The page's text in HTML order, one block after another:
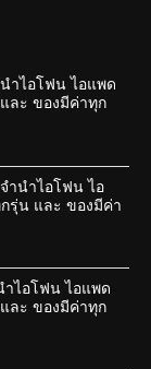
ำไอโฟน ไอแพด
ละ ของมีค่าทุก
ำนำไอโฟน ไอ
รุ่น และ ของมีค่า
ไอโฟน ไอแพด
ละ ของมีค่าทุก